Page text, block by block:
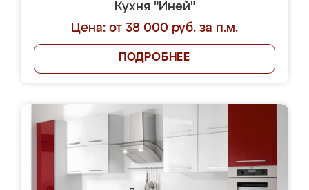
Кухня "Иней"
Цена: от 38 000 руб. за п.м.
ПОДРОБНЕЕ